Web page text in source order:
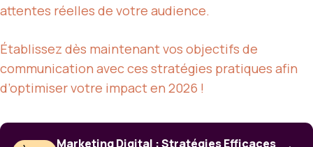
attentes réelles de votre audience.
Établissez dès maintenant vos objectifs de
communication avec ces stratégies pratiques afin
d’optimiser votre impact en 2026 !
Marketing Digital : Stratégies Efficaces